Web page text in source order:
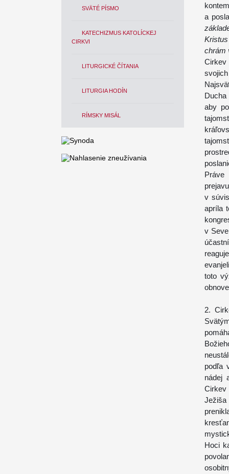
SVÄTÉ PÍSMO
KATECHIZMUS KATOLÍCKEJ
CIRKVI
LITURGICKÉ ČÍTANIA
LITURGIA HODÍN
RÍMSKY MISÁL
a
chrám
aby
Práve
v
apríla
v
toto
2.
podľa
nádej
Cirkev
Ježiša
Hoci